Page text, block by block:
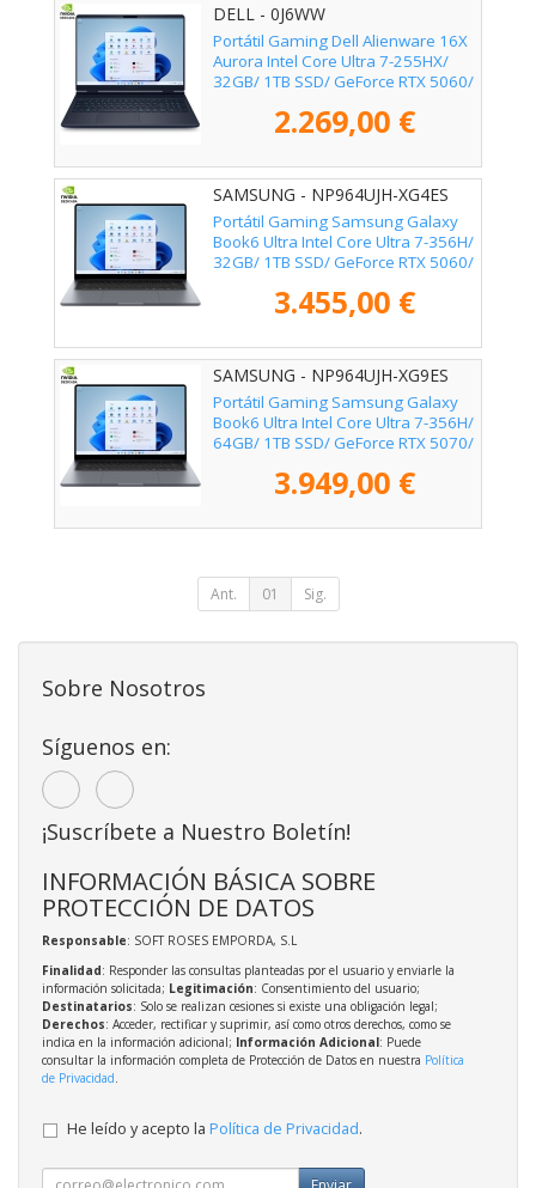
DELL - 0J6WW
Portátil Gaming Dell Alienware 16X
Aurora Intel Core Ultra 7-255HX/
32GB/ 1TB SSD/ GeForce RTX 5060/
2.269,00 €
SAMSUNG - NP964UJH-XG4ES
Portátil Gaming Samsung Galaxy
Book6 Ultra Intel Core Ultra 7-356H/
32GB/ 1TB SSD/ GeForce RTX 5060/
3.455,00 €
SAMSUNG - NP964UJH-XG9ES
Portátil Gaming Samsung Galaxy
Book6 Ultra Intel Core Ultra 7-356H/
64GB/ 1TB SSD/ GeForce RTX 5070/
3.949,00 €
Ant. 01 Sig.
Sobre Nosotros
Síguenos en:
¡Suscríbete a Nuestro Boletín!
INFORMACIÓN BÁSICA SOBRE
PROTECCIÓN DE DATOS
Responsable: SOFT ROSES EMPORDA, S.L
Finalidad: Responder las consultas planteadas por el usuario y enviarle la
información solicitada; Legitimación: Consentimiento del usuario;
Destinatarios: Solo se realizan cesiones si existe una obligación legal;
Derechos: Acceder, rectificar y suprimir, así como otros derechos, como se
indica en la información adicional; Información Adicional: Puede
consultar la información completa de Protección de Datos en nuestra Política
de Privacidad
He leído y acepto la Política de Privacidad.